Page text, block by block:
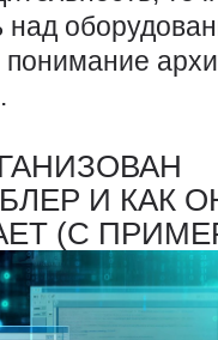
над
понимание
И КАК
(С